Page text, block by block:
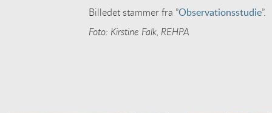
Billedet stammer fra ”Observationsstudie”.
Foto: Kirstine Falk, REHPA